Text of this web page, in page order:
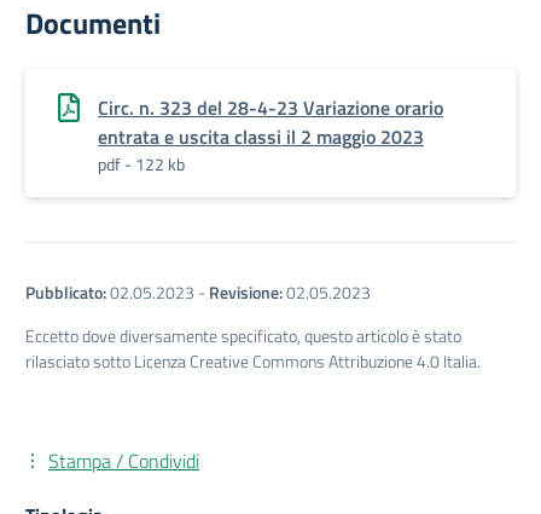
Documenti
Circ. n. 323 del 28-4-23 Variazione orario
entrata e uscita classi il 2 maggio 2023
pdf - 122 kb
Pubblicato:02.05.2023 -Revisione:02.05.2023
Eccetto dove diversamente specificato, questo articolo è stato
rilasciato sotto Licenza Creative Commons Attribuzione 4.0 Italia.
Stampa / Condividi